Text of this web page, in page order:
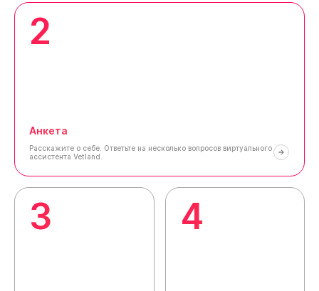
2
Анкета
Расскажите о себе. Ответьте на несколько вопросов виртуального
ассистента Vetland.
3 4